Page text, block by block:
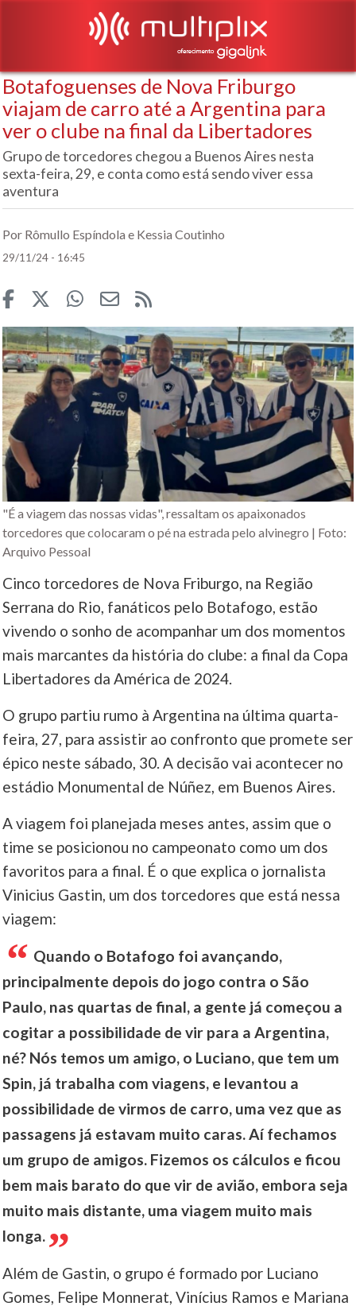
Botafoguenses de Nova Friburgo
viajam de carro até a Argentina para
ver o clube na final da Libertadores
Grupo de torcedores chegou a Buenos Aires nesta
sexta-feira, 29, e conta como está sendo viver essa
aventura
Por Rômullo Espíndola e Kessia Coutinho
29/11/24 - 16:45
"É a viagem das nossas vidas", ressaltam os apaixonados
torcedores que colocaram o pé na estrada pelo alvinegro | Foto:
Arquivo Pessoal
Cinco torcedores de Nova Friburgo, na Região
Serrana do Rio, fanáticos pelo Botafogo, estão
vivendo o sonho de acompanhar um dos momentos
mais marcantes da história do clube: a final da Copa
Libertadores da América de 2024.
O grupo partiu rumo à Argentina na última quarta-
feira, 27, para assistir ao confronto que promete ser
épico neste sábado, 30. A decisão vai acontecer no
estádio Monumental de Núñez, em Buenos Aires.
A viagem foi planejada meses antes, assim que o
time se posicionou no campeonato como um dos
favoritos para a final. É o que explica o jornalista
Vinicius Gastin, um dos torcedores que está nessa
viagem:
Quando o Botafogo foi avançando,
principalmente depois do jogo contra o São
Paulo, nas quartas de final, a gente já começou a
cogitar a possibilidade de vir para a Argentina,
né? Nós temos um amigo, o Luciano, que tem um
Spin, já trabalha com viagens, e levantou a
possibilidade de virmos de carro, uma vez que as
passagens já estavam muito caras. Aí fechamos
um grupo de amigos. Fizemos os cálculos e ficou
bem mais barato do que vir de avião, embora seja
muito mais distante, uma viagem muito mais
longa.
Além de Gastin, o grupo é formado por Luciano
Gomes, Felipe Monnerat, Vinícius Ramos e Mariana